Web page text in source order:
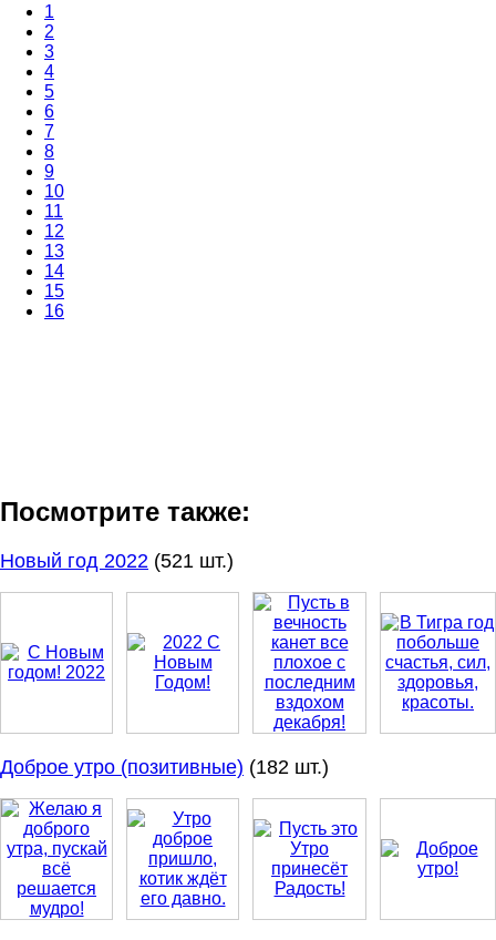
1
2
3
4
5
6
7
8
9
10
11
12
13
14
15
16
Посмотрите также:
Новый год 2022 (521 шт.)
Доброе утро (позитивные) (182 шт.)